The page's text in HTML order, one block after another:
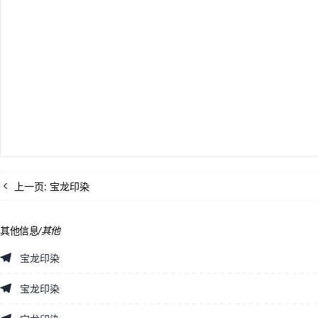
上一页: 宝龙印染
其他信息/其他
宝龙印染
宝龙印染